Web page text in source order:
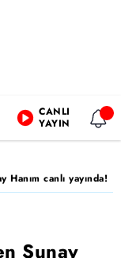
CANLI
YAYIN
canlı yayında!
Sunay